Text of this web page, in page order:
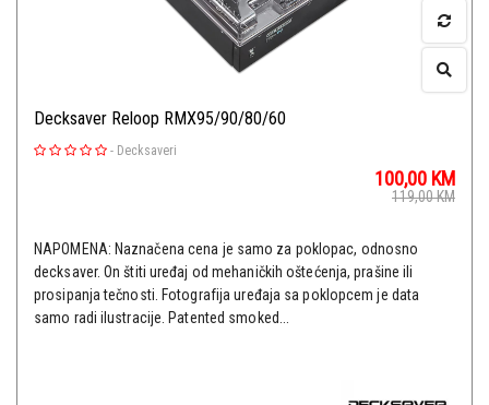
Decksaver Reloop RMX95/90/80/60
- Decksaveri
100,00 KM
119,00KM
NAPOMENA: Naznačena cena je samo za poklopac, odnosno
decksaver. On štiti uređaj od mehaničkih oštećenja, prašine ili
prosipanja tečnosti. Fotografija uređaja sa poklopcem je data
samo radi ilustracije. Patented smoked...